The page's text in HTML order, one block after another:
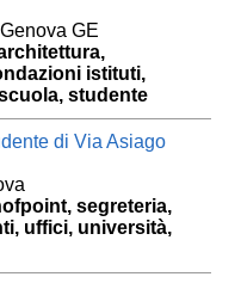
GE
istituti,
studente
di Via Asiago
segreteria,
uffici, università,